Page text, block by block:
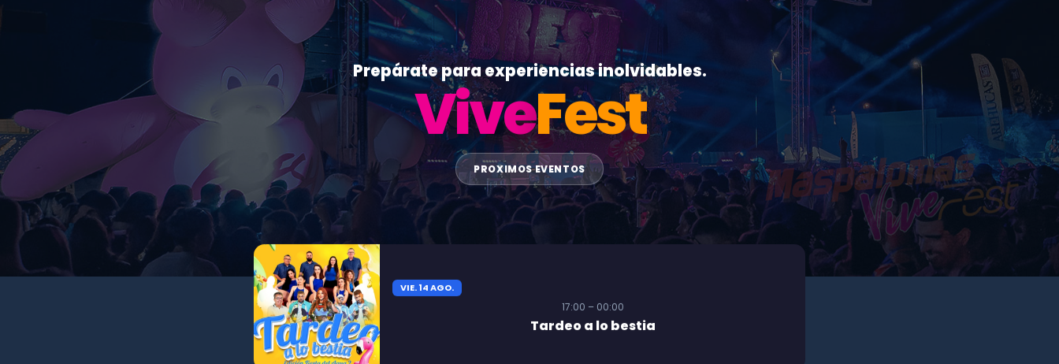
Prepárate para experiencias inolvidables.
ViveFest
PROXIMOS EVENTOS
VIE. 14 AGO.
17:00 – 00:00
Tardeo a lo bestia